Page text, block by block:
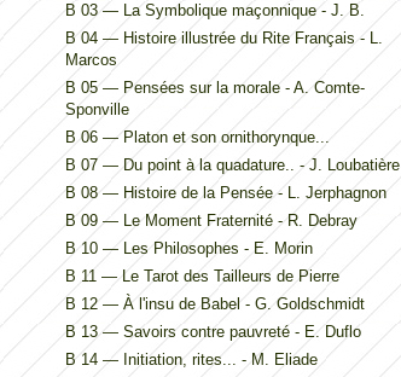
B 03 — La Symbolique maçonnique - J. B.
B 04 — Histoire illustrée du Rite Français - L.
Marcos
B 05 — Pensées sur la morale - A. Comte-
Sponville
B 06 — Platon et son ornithorynque...
B 07 — Du point à la quadature.. - J. Loubatière
B 08 — Histoire de la Pensée - L. Jerphagnon
B 09 — Le Moment Fraternité - R. Debray
B 10 — Les Philosophes - E. Morin
B 11 — Le Tarot des Tailleurs de Pierre
B 12 — À l'insu de Babel - G. Goldschmidt
B 13 — Savoirs contre pauvreté - E. Duflo
B 14 — Initiation, rites... - M. Eliade